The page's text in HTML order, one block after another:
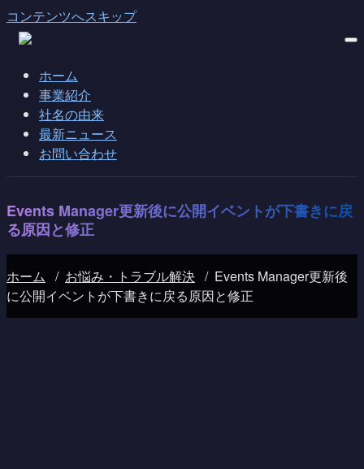
コンテンツへスキップ
ホーム
事業紹介
社名の由来
最新ニュース
お問い合わせ
Events Manager更新後に公開イベントが下書きに戻
る原因と修正
ホーム / お悩み・トラブル解決 / Events Manager更新後
に公開イベントが下書きに戻る原因と修正